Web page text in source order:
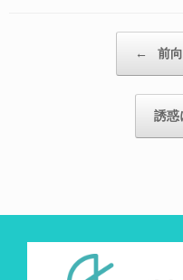
← 前
誘